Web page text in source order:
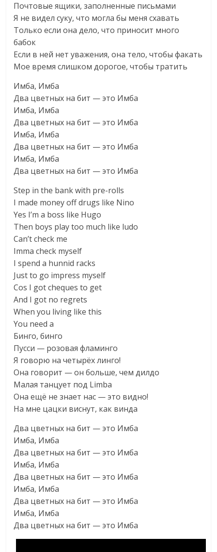
Почтовые ящики, заполненные письмами
Я не видел суку, что могла бы меня схавать
Только если она дело, что приносит много
бабок
Если в ней нет уважения, она тело, чтобы факать
Мое время слишком дорогое, чтобы тратить
Имба, Имба
Два цветных на бит — это Имба
Имба, Имба
Два цветных на бит — это Имба
Имба, Имба
Два цветных на бит — это Имба
Имба, Имба
Два цветных на бит — это Имба
Step in the bank with pre-rolls
I made money off drugs like Nino
Yes I’m a boss like Hugo
Then boys play too much like ludo
Can’t check me
Imma check myself
I spend a hunnid racks
Just to go impress myself
Cos I got cheques to get
And I got no regrets
When you living like this
You need a
Бинго, бинго
Пусси — розовая фламинго
Я говорю на четырёх линго!
Она говорит — он больше, чем дилдо
Малая танцует под Limba
Она ещё не знает нас — это видно!
На мне цацки виснут, как винда
Два цветных на бит — это Имба
Имба, Имба
Два цветных на бит — это Имба
Имба, Имба
Два цветных на бит — это Имба
Имба, Имба
Два цветных на бит — это Имба
Имба, Имба
Два цветных на бит — это Имба